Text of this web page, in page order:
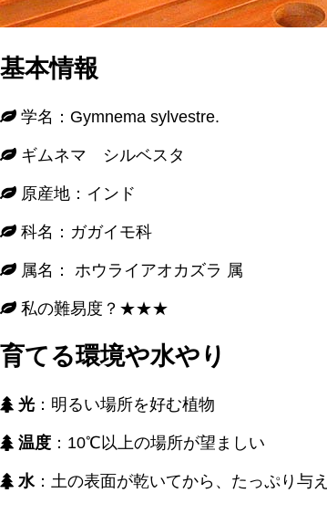
基本情報
学名：Gymnema sylvestre.
ギムネマ シルベスタ
原産地：インド
科名：ガガイモ科
属名： ホウライアオカズラ 属
私の難易度？★★★
育てる環境や水やり
光 ：明るい場所を好む植物
温度 ：10℃以上の場所が望ましい
水：土の表面が乾いてから、たっぷり与